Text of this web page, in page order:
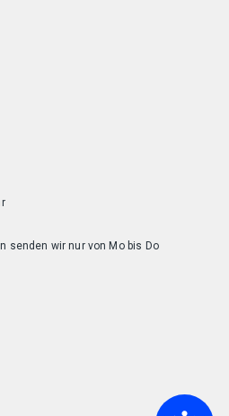
senden wir nur von Mo bis Do